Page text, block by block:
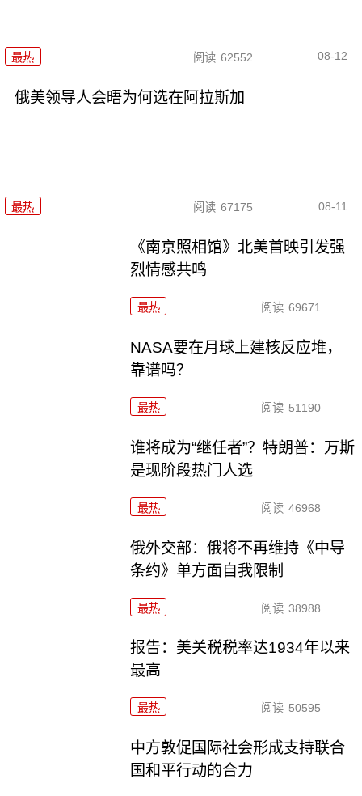
最热 阅读 62552 08-12
俄美领导人会晤为何选在阿拉斯加
最热 阅读 67175 08-11
《南京照相馆》北美首映引发强
烈情感共鸣
最热 阅读 69671
NASA要在月球上建核反应堆，
靠谱吗？
最热 阅读 51190
谁将成为“继任者”？特朗普：万斯
是现阶段热门人选
最热 阅读 46968
俄外交部：俄将不再维持《中导
条约》单方面自我限制
最热 阅读 38988
报告：美关税税率达1934年以来
最高
最热 阅读 50595
中方敦促国际社会形成支持联合
国和平行动的合力